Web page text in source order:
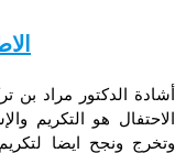
أشادة الدكتور مراد بن
الاحتفال هو التكريم
وتخرج ونجح ايضا